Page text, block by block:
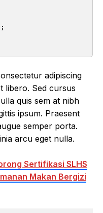
adipiscing
libero. Sed cursus
quis sem at nibh
ipsum. Praesent
semper porta.
arcu eget nulla.
Sertifikasi SLHS
Makan Bergizi